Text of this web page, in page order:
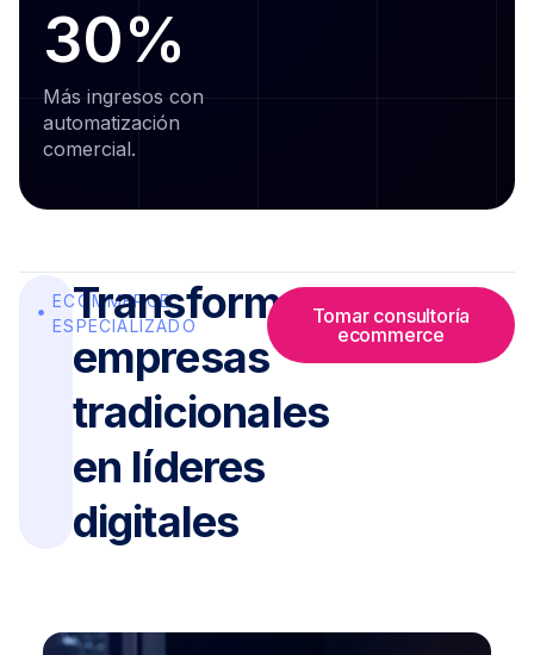
30%
Más ingresos con
automatización
comercial.
ECOMMERCE
ESPECIALIZADO
Transformamos
empresas
tradicionales
en líderes
digitales
Tomar consultoría
ecommerce